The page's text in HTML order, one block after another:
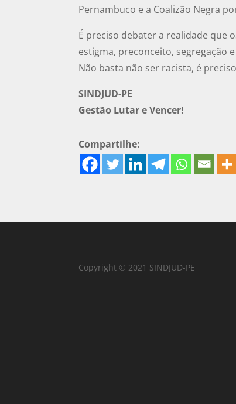
Pernambuco e a Coalizão Negra
É preciso debater a realidade que
estigma, preconceito, segregação
Não basta não ser racista, é
SINDJUD-PE
Gestão Lutar e Vencer!
Compartilhe:
Copyright © 2021 SINDJUD-PE